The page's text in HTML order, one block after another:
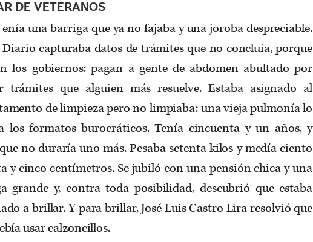
DE VETERANOS
enía una barriga que ya no fajaba y una joroba despreciable.
Diario capturaba datos de trámites que no concluía, porque
los gobiernos: pagan a gente de abdomen abultado por
trámites que alguien más resuelve. Estaba asignado al
de limpieza pero no limpiaba: una vieja pulmonía lo
los formatos burocráticos. Tenía cincuenta y un años, y
no duraría uno más. Pesaba setenta kilos y medía ciento
y cinco centímetros. Se jubiló con una pensión chica y una
grande y, contra toda posibilidad, descubrió que estaba
a brillar. Y para brillar, José Luis Castro Lira resolvió que
usar calzoncillos.